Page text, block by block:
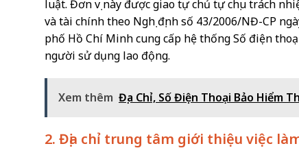
luật. Đơn vị này được giao tự chủ tự chịu trách
và tài chính theo Nghị định số 43/2006/NĐ-CP
phố Hồ Chí Minh cung cấp hệ thống Số điện
người sử dụng lao động.
Xem thêm Địa Chỉ, Số Điện Thoại Bảo Hiểm
2. Địa chỉ trung tâm giới thiệu việc